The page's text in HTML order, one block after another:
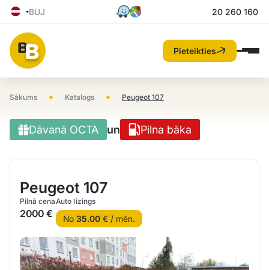
BUJ 20 260 160
Pieteikties
Sākums • Katalogs • Peugeot 107
Dāvanā OCTA un Pilna bāka
Peugeot 107
Pilnā cena
2000 €
Auto līzings
No 35.00€ / mēn.